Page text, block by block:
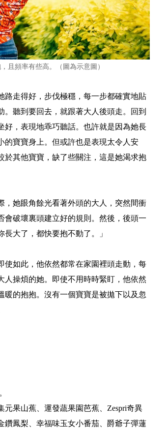
且頻率有些高。（圖為示意圖）
路走得好，步伐極穩，每一步都確實地貼
聽到要回去，就跟著大人後頭走。回到
好，表現地乖巧聽話。也許就是因為她長
的寶寶身上。但或許也是表現太令人安
於其他寶寶，缺了些關注，這是她渴求抱
，她眼角餘光看著外頭的大人，突然間衝
破壞裏頭建立好的規則。然後，後頭一
大了，都快要抱不動了。」
使如此，他依然都常在家園裡頭走動，每
操煩的她。即使不用時時緊盯，他依然
的抱抱。沒有一個寶寶是被拋下以及忽
果山蕉、運發蔬果園芭蕉、Zespri奇異
鑽鳳梨、幸福味玉女小番茄、爵爺子彈蓮